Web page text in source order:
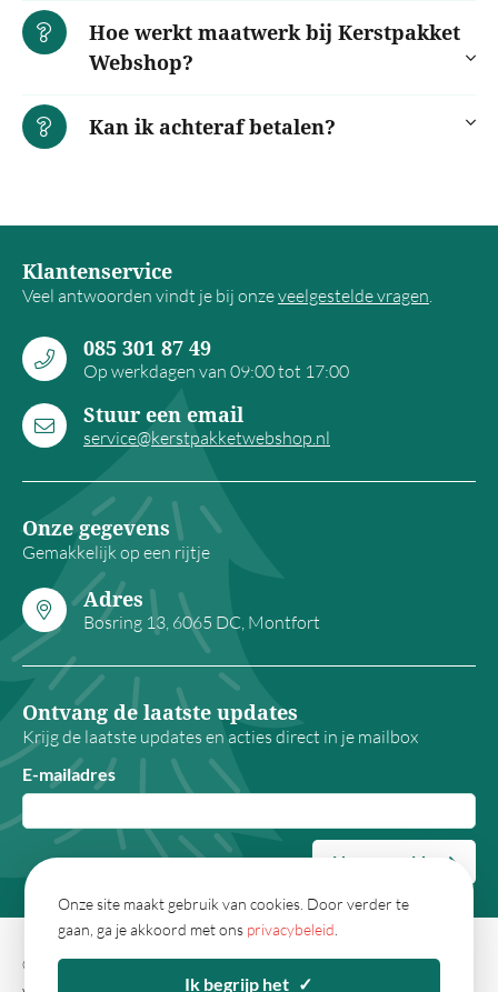
Onze site maakt gebruik van cookies. Door verder te
gaan, ga je akkoord met ons privacybeleid
Ik begrijp het ✓
Hoe werkt maatwerk bij Kerstpakket
Webshop?
Kan ik achteraf betalen?
Klantenservice
Veel antwoorden vindt je bij onzeveelgestelde vragen.
085 301 87 49
Op werkdagen van 09:00 tot 17:00
Stuur een email
service@kerstpakketwebshop.nl
Onze gegevens
Gemakkelijk op een rijtje
Adres
Bosring 13, 6065 DC, Montfort
Ontvang de laatste updates
Krijg de laatste updates en acties direct in je mailbox
E-mailadres
Nu aanmelden
© 2026 - Kerstpakketwebshop.nl
Algemene